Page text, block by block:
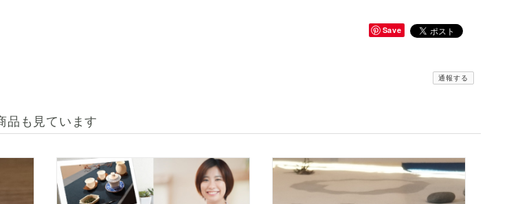
Save
通報する
品も見ています